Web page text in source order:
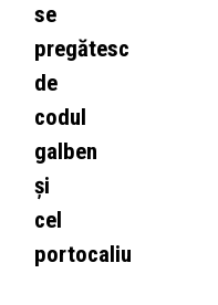
se
pregătesc
de
codul
galben
și
cel
portocaliu